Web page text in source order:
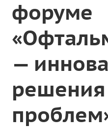
форуме
—
решения